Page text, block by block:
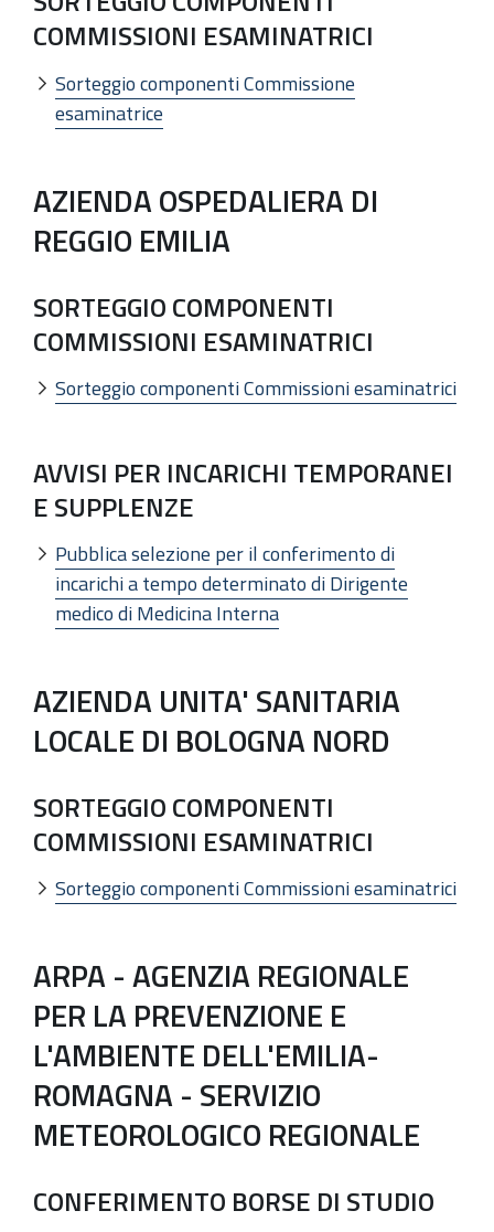
COMMISSIONI ESAMINATRICI
Sorteggio componenti Commissione
esaminatrice
AZIENDA OSPEDALIERA DI
REGGIO EMILIA
SORTEGGIO COMPONENTI
COMMISSIONI ESAMINATRICI
Sorteggio componenti Commissioni esaminatrici
AVVISI PER INCARICHI TEMPORANEI
E SUPPLENZE
Pubblica selezione per il conferimento di
incarichi a tempo determinato di Dirigente
medico di Medicina Interna
AZIENDA UNITA' SANITARIA
LOCALE DI BOLOGNA NORD
SORTEGGIO COMPONENTI
COMMISSIONI ESAMINATRICI
Sorteggio componenti Commissioni esaminatrici
ARPA - AGENZIA REGIONALE
PER LA PREVENZIONE E
L'AMBIENTE DELL'EMILIA-
ROMAGNA - SERVIZIO
METEOROLOGICO REGIONALE
CONFERIMENTO BORSE DI STUDIO